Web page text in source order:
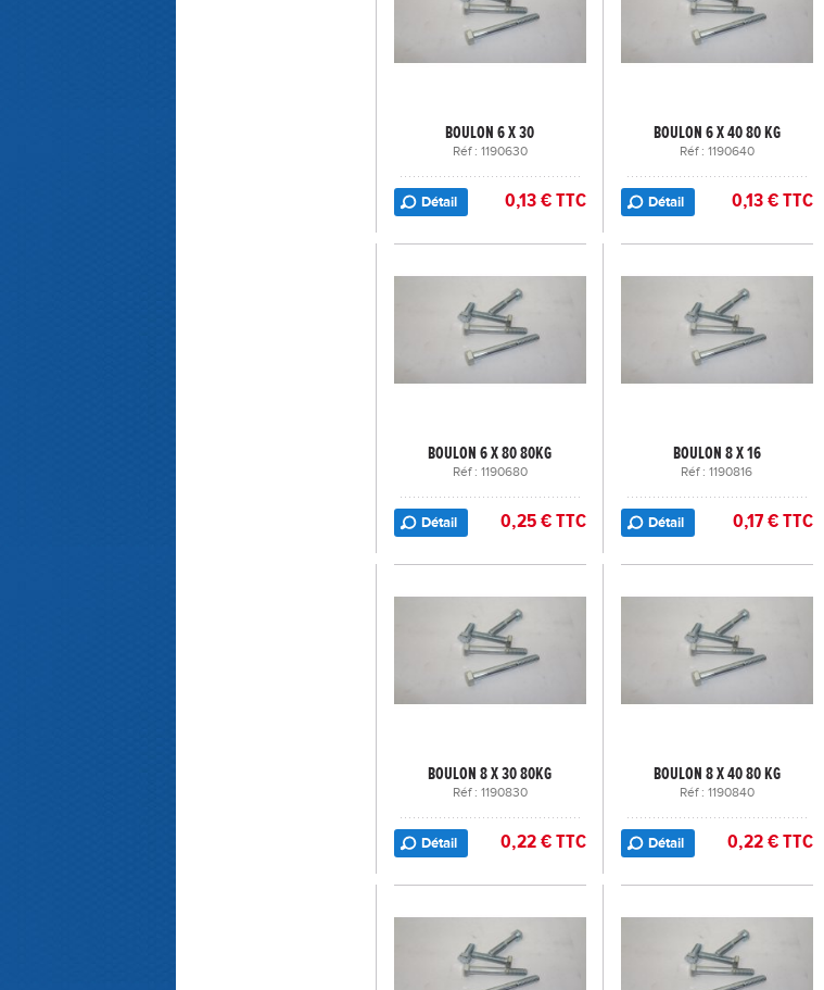
BOULON 6 X 30
Réf : 1190630
Détail 0,13 € TTC
BOULON 6 X 40 80 KG
Réf : 1190640
Détail 0,13 € TTC
BOULON 6 X 80 80KG
Réf : 1190680
Détail 0,25 € TTC
BOULON 8 X 16
Réf : 1190816
Détail 0,17 € TTC
BOULON 8 X 30 80KG
Réf : 1190830
Détail 0,22 € TTC
BOULON 8 X 40 80 KG
Réf : 1190840
Détail 0,22 € TTC